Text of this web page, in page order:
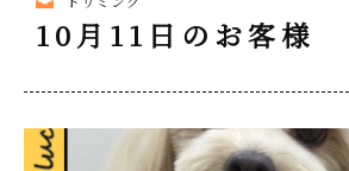
10月11日のお客様